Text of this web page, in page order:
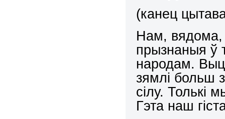
(канец
Нам,
прызнаныя ў
народам.
зямлі больш
сілу. Толькі
Гэта наш